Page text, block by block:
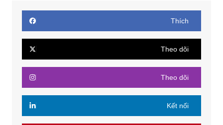
Thích
Theo dõi
Theo dõi
Kết nối